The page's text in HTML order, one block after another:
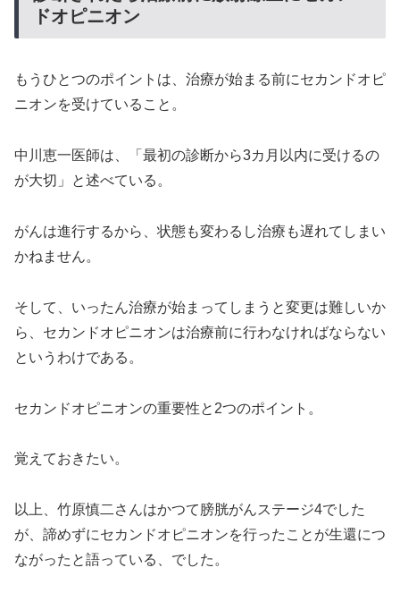
ドオピニオン
もうひとつのポイントは、治療が始まる前にセカンドオピ
ニオンを受けていること。
中川恵一医師は、「最初の診断から3カ月以内に受けるの
が大切」と述べている。
がんは進行するから、状態も変わるし治療も遅れてしまい
かねません。
そして、いったん治療が始まってしまうと変更は難しいか
ら、セカンドオピニオンは治療前に行わなければならない
というわけである。
セカンドオピニオンの重要性と2つのポイント。
覚えておきたい。
以上、竹原慎二さんはかつて膀胱がんステージ4でした
が、諦めずにセカンドオピニオンを行ったことが生還につ
ながったと語っている、でした。